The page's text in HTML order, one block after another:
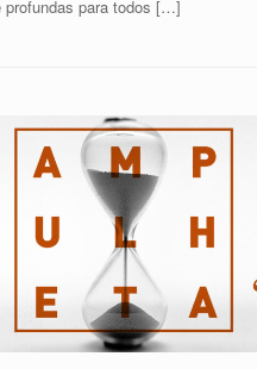
profundas para todos […]